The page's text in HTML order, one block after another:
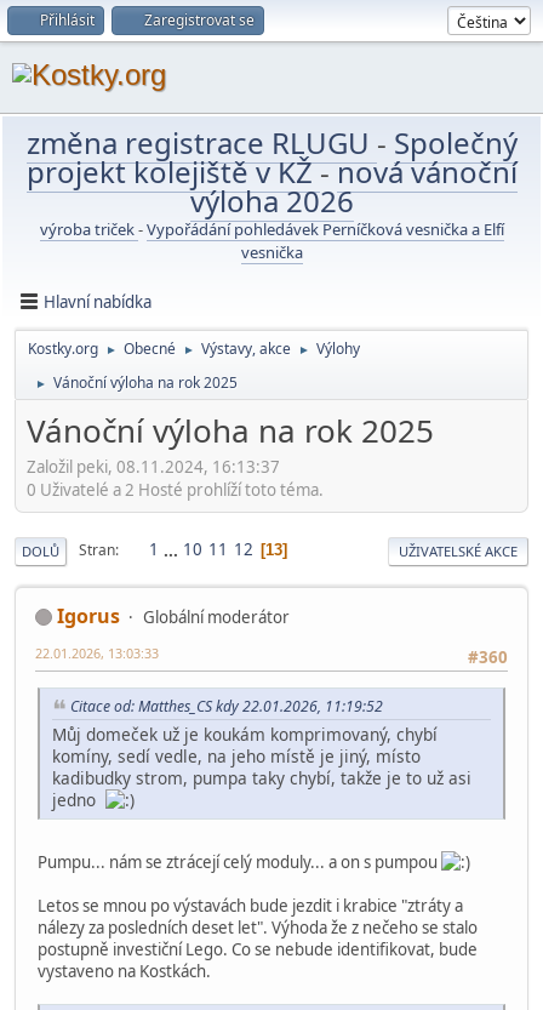
Přihlásit Zaregistrovat se
změna registrace RLUGU - Společný
projekt kolejiště v KŽ-nová vánoční
výloha 2026
výroba triček-Vypořádání pohledávek Perníčková vesnička a Elfí
vesnička
Hlavní nabídka
Kostky.org ► Obecné ► Výstavy, akce ► Výlohy
► Vánoční výloha na rok 2025
Vánoční výloha na rok 2025
Založil peki, 08.11.2024, 16:13:37
0 Uživatelé a 2 Hosté prohlíží toto téma.
DOLŮ Stran 1 ... 10 11 12 13 UŽIVATELSKÉ AKCE
Igorus
Globální moderátor
#360
22.01.2026, 13:03:33
Citace od: Matthes_CS kdy 22.01.2026, 11:19:52
Můj domeček už je koukám komprimovaný, chybí
komíny, sedí vedle, na jeho místě je jiný, místo
kadibudky strom, pumpa taky chybí, takže je to už asi
jedno
Pumpu... nám se ztrácejí celý moduly... a on s pumpou
Letos se mnou po výstavách bude jezdit i krabice "ztráty a
nálezy za posledních deset let". Výhoda že z nečeho se stalo
postupně investiční Lego. Co se nebude identifikovat, bude
vystaveno na Kostkách.